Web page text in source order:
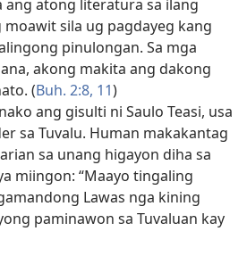
ang atong literatura sa ilang
sila ug pagdayeg kang
pinulongan. Sa mga
akong makita ang dakong
(Buh. 2:8, 11)
ang gisulti ni Saulo Teasi, usa
sa Tuvalu. Human makakantag
sa unang higayon diha sa
miingon: “Maayo tingaling
Lawas nga kining
paminawon sa Tuvaluan kay